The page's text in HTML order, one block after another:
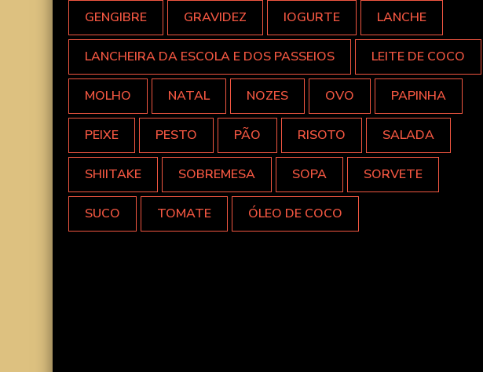
GENGIBRE GRAVIDEZ IOGURTE LANCHE
LANCHEIRA DA ESCOLA E DOS PASSEIOS LEITE DE COCO
MOLHO NATAL NOZES OVO PAPINHA
PEIXE PESTO PÃO RISOTO SALADA
SHIITAKE SOBREMESA SOPA SORVETE
SUCO TOMATE ÓLEO DE COCO